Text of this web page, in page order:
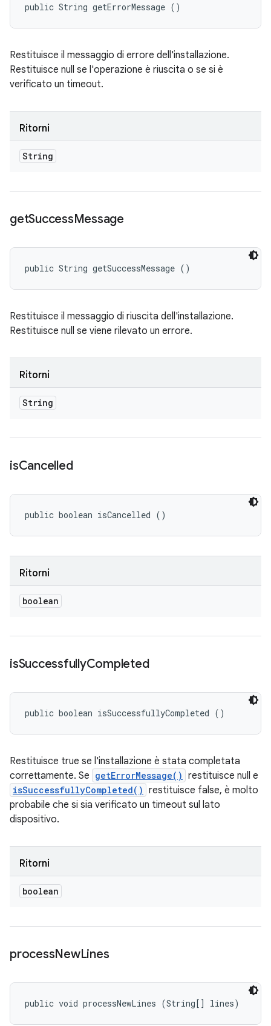
public String getErrorMessage ()
Restituisce il messaggio di errore dell'installazione.
Restituisce null se l'operazione è riuscita o se si è
verificato un timeout.
Ritorni
String
getSuccessMessage
public String getSuccessMessage ()
Restituisce il messaggio di riuscita dell'installazione.
Restituisce null se viene rilevato un errore.
Ritorni
String
isCancelled
public boolean isCancelled ()
Ritorni
boolean
isSuccessfullyCompleted
public boolean isSuccessfullyCompleted ()
Restituisce true se l'installazione è stata completata
correttamente. Se getErrorMessage() restituisce null e
isSuccessfullyCompleted() restituisce false, è molto
probabile che si sia verificato un timeout sul lato
dispositivo.
Ritorni
boolean
processNewLines
public void processNewLines (String[] lines)